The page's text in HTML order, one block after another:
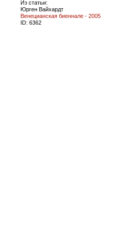
Из статьи:
Юрген Вайхардт
Венецианская биеннале - 2005
ID: 6362